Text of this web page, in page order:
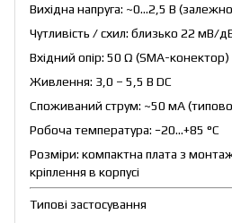
Вихідна напруга: ~0…2,5 В (залежно
Чутливість / схил: близько 22 мВ/
Вхідний опір: 50 Ω (SMA-конектор)
Живлення: 3,0 – 5,5 В DC
Споживаний струм: ~50 мА
Робоча температура: −20…+85 °C
Розміри: компактна плата з
кріплення в корпусі
Типові застосування